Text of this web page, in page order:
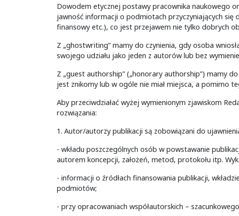
Dowodem etycznej postawy pracownika naukowego
jawność informacji o podmiotach przyczyniających się
finansowy etc.), co jest przejawem nie tylko dobrych
Z „ghostwriting” mamy do czynienia, gdy osoba
swojego udziału jako jeden z autorów lub bez
Z „guest authorship” („honorary authorship”) mamy
jest znikomy lub w ogóle nie miał miejsca, a pomimo
Aby przeciwdziałać wyżej wymienionym zjawiskom
rozwiązania:
1. Autor/autorzy publikacji są zobowiązani do
- wkładu poszczególnych osób w powstawanie
autorem koncepcji, założeń, metod, protokołu itp.
- informacji o źródłach finansowania publikacji,
podmiotów;
- przy opracowaniach współautorskich –